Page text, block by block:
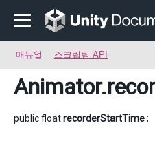
매뉴얼 스크립팅 API
Animator
public floatrecorderStartTime;